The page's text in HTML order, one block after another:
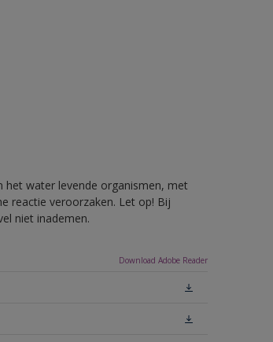
het water levende organismen, met
reactie veroorzaken. Let op! Bij
niet inademen.
Download Adobe Reader